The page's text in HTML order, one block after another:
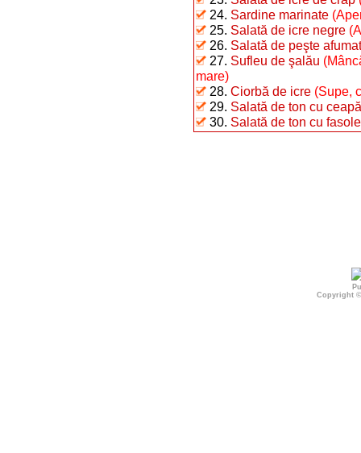
24. Sardine marinate
25. Salată de icre negre
26. Salată de peşte
27. Sufleu de şalău
mare)
28. Ciorbă de icre (Supe,
29. Salată de ton cu ceapă
30. Salată de ton cu
Copyright